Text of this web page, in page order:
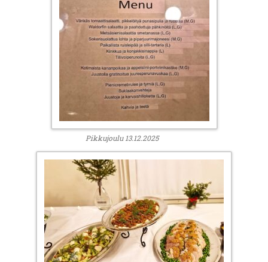
Pikkujoulu 13.12.2025